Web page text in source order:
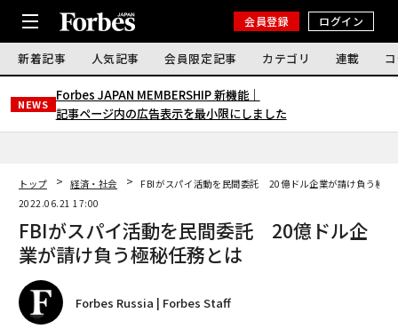
会員登録 ログイン
新着記事 人気記事 会員限定記事 カテゴリ 連載
NEWS
Forbes JAPAN MEMBERSHIP 新機能｜
記事ページ内の広告表示を最小限にしました
トップ 経済・社会
FBIがスパイ活動を民間委託 20億ドル企業が請け負う極秘
2022.06.21 17:00
FBIがスパイ活動を民間委託 20億ドル企
業が請け負う極秘任務とは
Forbes Russia | Forbes Staff